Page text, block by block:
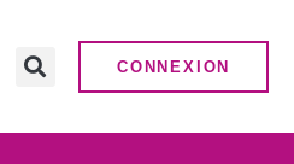
CONNEXION